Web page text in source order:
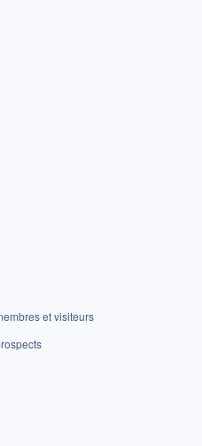
et visiteurs